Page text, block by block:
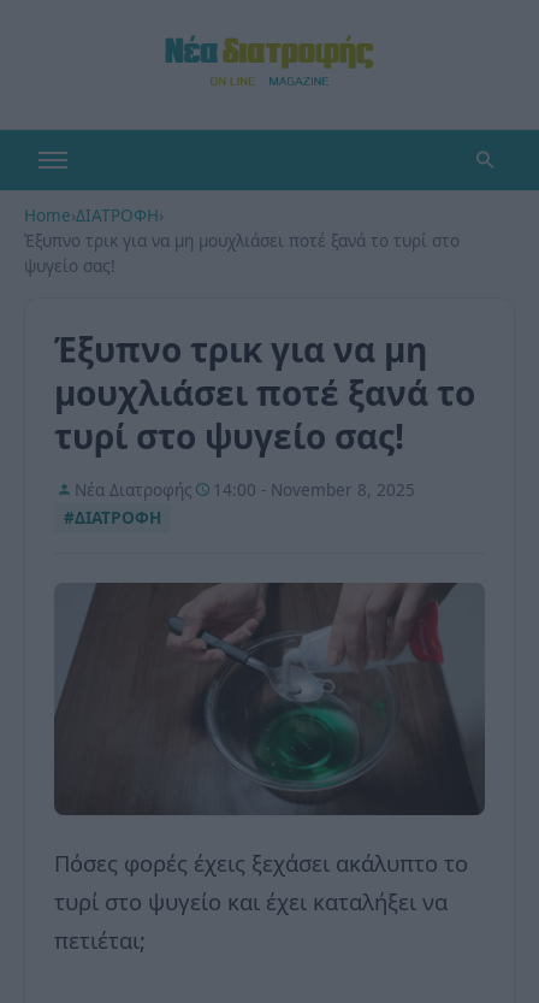
Home›ΔΙΑΤΡΟΦΗ›
Έξυπνο τρικ για να μη μουχλιάσει ποτέ ξανά το τυρί στο
ψυγείο σας!
Έξυπνο τρικ για να μη
μουχλιάσει ποτέ ξανά το
τυρί στο ψυγείο σας!
Νέα Διατροφής
14:00 - November 8, 2025
#ΔΙΑΤΡΟΦΗ
Πόσες φορές έχεις ξεχάσει ακάλυπτο το
τυρί στο ψυγείο και έχει καταλήξει να
πετιέται;